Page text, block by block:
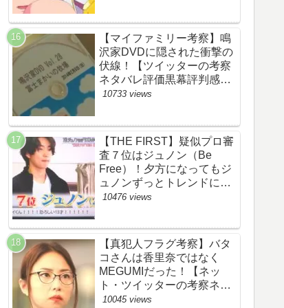
【マイファミリー考察】鳴
沢家DVDに隠された衝撃の
伏線！【ツイッターの考察
ネタバレ評価黒幕評判感想
批判原作犯人キャスト脚本
10733 views
【THE FIRST】疑似プロ審
査７位はジュノン（Be
Free）！夕方になってもジ
ュノンずっとトレンドにい
るww【ザファースト・ネッ
BE:FIRST・ビーファース
ト】
10476 views
【真犯人フラグ考察】バタ
コさんは香里奈ではなく
MEGUMIだった！【ネッ
ト・ツイッターの考察ネタ
バレ感想評価評判あらすじ
10045 views